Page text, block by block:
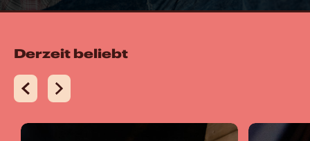
Derzeit beliebt